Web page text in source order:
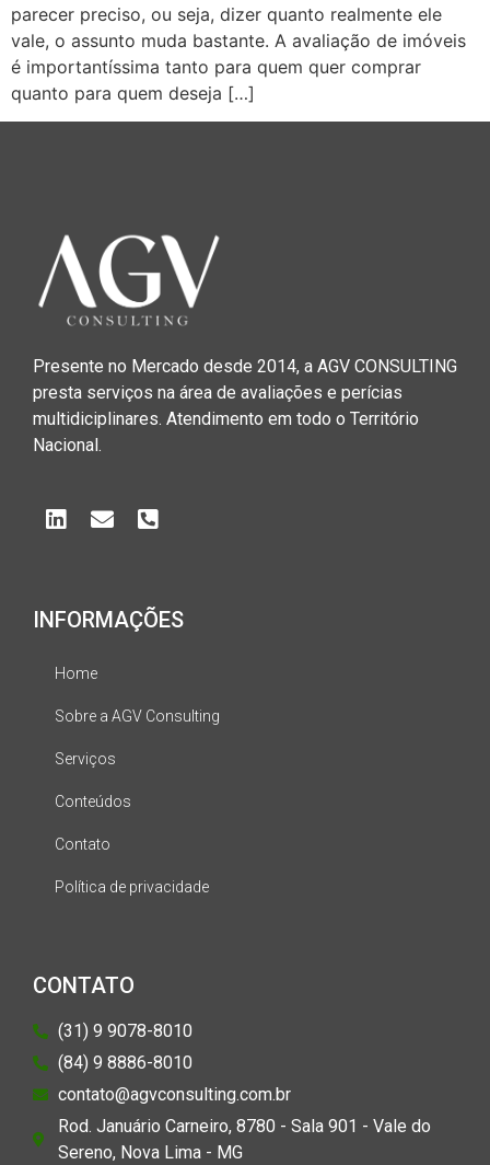
parecer preciso, ou seja, dizer quanto realmente ele
vale, o assunto muda bastante. A avaliação de imóveis
é importantíssima tanto para quem quer comprar
quanto para quem deseja […]
Presente no Mercado desde 2014, a AGV CONSULTING
presta serviços na área de avaliações e perícias
multidiciplinares. Atendimento em todo o Território
Nacional.
INFORMAÇÕES
Home
Sobre a AGV Consulting
Serviços
Conteúdos
Contato
Política de privacidade
CONTATO
(31) 9 9078-8010
(84) 9 8886-8010
contato@agvconsulting.com.br
Rod. Januário Carneiro, 8780 - Sala 901 - Vale do
Sereno, Nova Lima - MG